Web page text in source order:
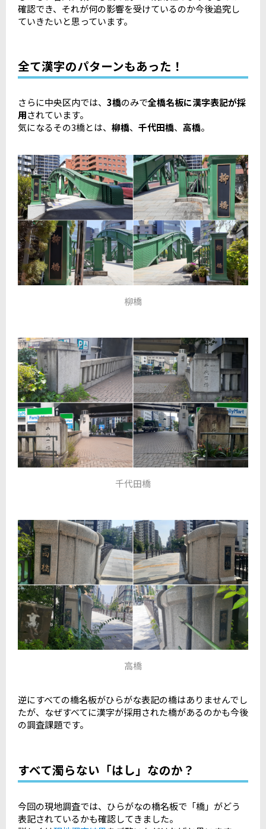
確認でき、それが何の影響を受けているのか今後追究し
ていきたいと思っています。
全て漢字のパターンもあった！
さらに中央区内では、 3橋のみで全橋名板に漢字表記が採
用されています。
気になるその3橋とは、 柳橋、 千代田橋、 高橋。
柳橋
千代田橋
高橋
逆にすべての橋名板がひらがな表記の橋はありませんでし
たが、なぜすべてに漢字が採用された橋があるのかも今後
の調査課題です。
すべて濁らない「はし」なのか？
今回の現地調査では、ひらがなの橋名板で「橋」がどう
表記されているかも確認してきました。